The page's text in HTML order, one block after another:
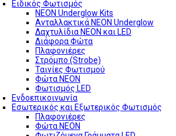
Ειδικός Φωτισμός
NEON Underglow Kits
Ανταλλακτικά NEON Underglow
Δαχτυλίδια NEON και LED
Διάφορα Φώτα
Πλαφονιέρες
Στρόμπο (Strobe)
Ταινίες Φωτισμού
Φώτα NEON
Φωτισμός LED
Ενδοεπικοινωνία
Εσωτερικός και Εξωτερικός Φωτισμός
Πλαφονιέρες
Φώτα NEON